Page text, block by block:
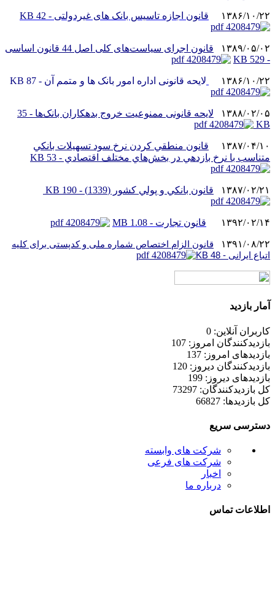
۱۳۸۶/۱۰/۲۲ قانون اجازه تاسیس بانک های غیردولتی - 42 KB
۱۳۸۹/۰۵/۰۲
قانون اجرای سیاست‌های کلی اصل 44 قانون اساسی
- 529 KB
۱۳۸۶/۱۰/۲۲ لایحه قانونی اداره امور بانک ها و متمم آن - 87 KB
۱۳۸۸/۰۲/۰۵
لایحه قانونی ممنوعیت خروج بدهکاران بانک‌ها - 35
KB
۱۳۸۷/۰۴/۱۰
قانون منطقي کردن نرخ سود تسهيلات بانکي
متناسب با نرخ بازدهي در بخش‌هاي مختلف اقتصادي - 53 KB
۱۳۸۷/۰۲/۲۱ قانون بانکي و پولي کشور (1339) - 190 KB
۱۳۹۲/۰۲/۱۴ قانون تجارت - 1.08 MB
۱۳۹۱/۰۸/۲۲
قانون الزام اختصاص شماره ملی و کدپستی برای کلیه
اتباع ایرانی - 48 KB
آمار بازدید
کاربران آنلاین: 0
بازدیدکنندگان امروز: 107
بازدیدهای امروز: 137
بازدیدکنندگان دیروز: 120
بازدیدهای دیروز: 199
کل بازدیدکنند‌گان: 73297
کل بازدیدها: 66827
دسترسی سریع
شرکت های وابسته
شرکت های فرعی
اخبار
درباره ما
اطلاعات تماس